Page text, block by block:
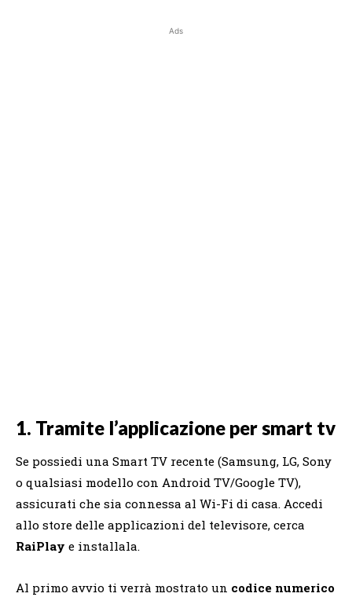
Ads
1. Tramite l’applicazione per smart tv
Se possiedi una Smart TV recente (Samsung, LG, Sony
o qualsiasi modello con Android TV/Google TV),
assicurati che sia connessa al Wi-Fi di casa. Accedi
allo store delle applicazioni del televisore, cerca
RaiPlay e installala.
Al primo avvio ti verrà mostrato un codice numerico